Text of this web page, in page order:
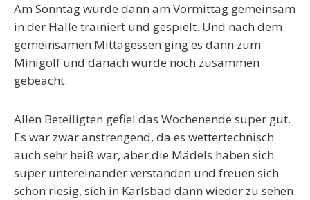
Am Sonntag wurde dann am Vormittag gemeinsam
in der Halle trainiert und gespielt. Und nach dem
gemeinsamen Mittagessen ging es dann zum
Minigolf und danach wurde noch zusammen
gebeacht.
Allen Beteiligten gefiel das Wochenende super gut.
Es war zwar anstrengend, da es wettertechnisch
auch sehr heiß war, aber die Mädels haben sich
super untereinander verstanden und freuen sich
schon riesig, sich in Karlsbad dann wieder zu sehen.